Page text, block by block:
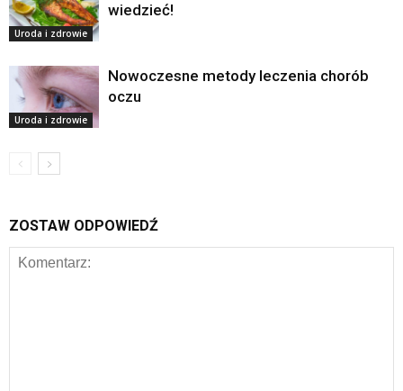
Uroda i zdrowie
wiedzieć!
Uroda i zdrowie
Nowoczesne metody leczenia chorób
oczu
ZOSTAW ODPOWIEDŹ